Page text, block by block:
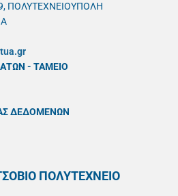
ΠΟΛΥΤΕΧΝΕΙΟΥΠΟΛΗ
- ΤΑΜΕΙΟ
ΔΕΔΟΜΕΝΩΝ
ΠΟΛΥΤΕΧΝΕΙΟ